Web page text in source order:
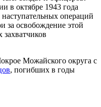
в октябре 1943 года
операций
за освобождение этой
Можайского округа с
, погибших в годы